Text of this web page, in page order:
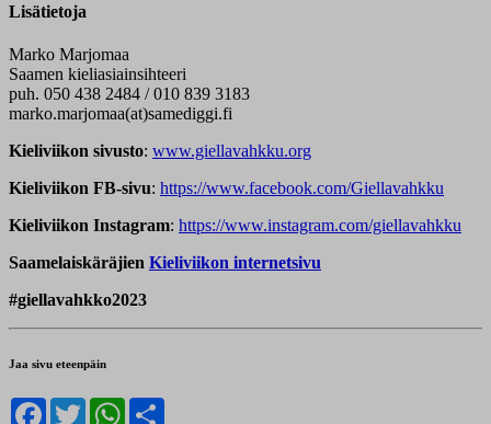
Lisätietoja
Marko Marjomaa
Saamen kieliasiainsihteeri
puh. 050 438 2484 / 010 839 3183
marko.marjomaa(at)samediggi.fi
Kieliviikon sivusto: www.giellavahkku.org
Kieliviikon FB-sivu: https://www.facebook.com/Giellavahkku
Kieliviikon Instagram: https://www.instagram.com/giellavahkku
Saamelaiskäräjien Kieliviikon internetsivu
#giellavahkko2023
Jaa sivu eteenpäin
Facebook
TwitterWhatsApp